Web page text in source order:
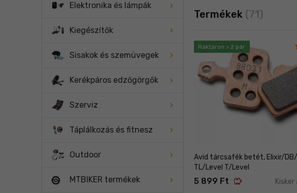
Elektronika és lámpák
Kiegészítők
Sisakok és szemüvegek
Kerékpáros edzőgörgők
Szerviz
Táplálkozás és fitnesz
Outdoor
MTBIKER termékek
Termékek (71)
Raktáron > 2 pár
Avid tárcsafék betét, Elixir/DB/
TL/Level T/Level
5 899 Ft savings